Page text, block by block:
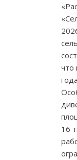
что
16